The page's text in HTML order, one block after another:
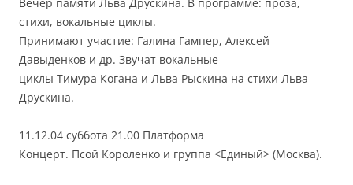
стихи, вокальные циклы.
Принимают участие: Галина Гампер, Алексей
Давыденков и др. Звучат вокальные
циклы Тимура Когана и Льва Рыскина на стихи Льва
Друскина.
11.12.04 суббота 21.00 Платформа
Концерт. Псой Короленко и группа <Единый> (Москва).